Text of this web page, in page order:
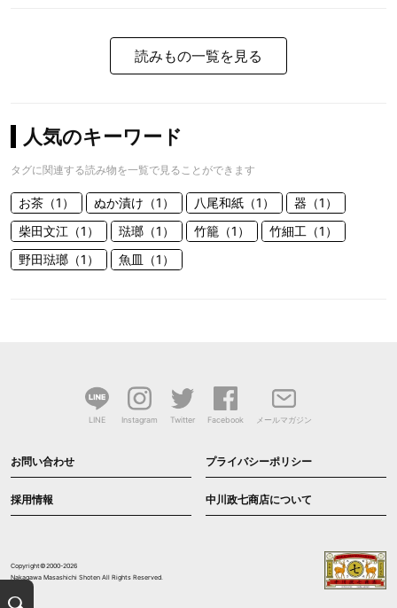
読みもの一覧を見る
人気のキーワード
タグに関連する読み物を一覧で見ることができます
お茶（1） ぬか漬け（1） 八尾和紙（1）
器（1）
柴田文江（1）
琺瑯（1） 竹籠（1）
竹細工（1）
野田琺瑯（1）
魚皿（1）
LINE Instagram Twitter Facebook メールマガジン
お問い合わせ プライバシーポリシー
採用情報 中川政七商店について
Copyright©2000-2026
Nakagawa Masashichi Shoten All Rights Reserved.